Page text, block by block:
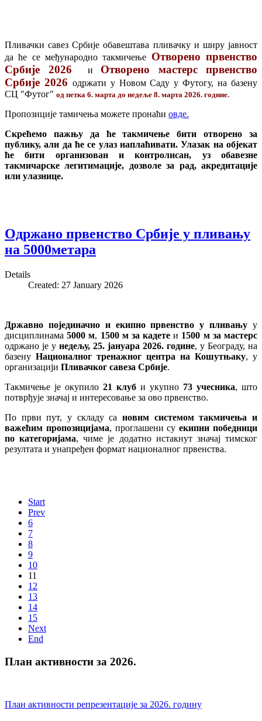
Пливачки савез Србије обавештава пливачку и ширу јавност
да ће се међународно такмичење Отворено првенство
Србије 2026
и Отворено мастерс првенство
Србије 2026 одржати у Новом Саду у Футогу, на базену
СЦ "Футог" од петка 6. марта до недеље 8. марта 2026. године.
Пропозиције тамичења можете пронаћи овде.
Скрећемо пажњу да ће такмичење бити отворено за
публику, али да ће се улаз наплаћивати. Улазак на објекат
ће бити организован и контролисан, уз обавезне
такмичарске легитимације, дозволе за рад, акредитације
или улазнице.
Одржано првенство Србије у пливању
на 5000метара
Details
Created: 27 January 2026
Државно појединачно и екипно првенство у пливању у
дисциплинама5000 м, 1500 м за кадете и 1500 м за мастерс
одржано је у недељу, 25. јануара 2026. године, у Београду, на
базену Националног тренажног центра на Кошутњаку, у
организацији Пливачког савеза Србије.
Такмичење је окупило 21 клуб и укупно 73 учесника, што
потврђује значај и интересовање за ово првенство.
По први пут, у складу са новим системом такмичења и
важећим пропозицијама, проглашени суекипни победници
по категоријама, чиме је додатно истакнут значај тимског
резултата и унапређен формат националног првенства.
Start
Prev
6
7
8
9
10
11
12
13
14
15
Next
End
План активности за 2026.
План активности репрезентације за 2026. годину